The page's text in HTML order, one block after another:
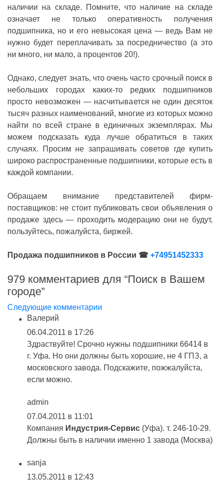
наличии на складе. Помните, что наличие на складе
означает не только оперативность получения
подшипника, но и его невысокая цена — ведь Вам не
нужно будет переплачивать за посредничество (а это
ни много, ни мало, а процентов 20!).
Однако, следует знать, что очень часто срочный поиск в
небольших городах каких-то редких подшипников
просто невозможен — насчитывается не один десяток
тысяч разных наименований, многие из которых можно
найти по всей стране в единичных экземплярах. Мы
можем подсказать куда лучше обратиться в таких
случаях. Просим не запрашивать советов где купить
широко распространенные подшипники, которые есть в
каждой компании.
Обращаем внимание представителей фирм-
поставщиков: не стоит публиковать свои объявления о
продаже здесь — проходить модерацию они не будут,
пользуйтесь, пожалуйста, биржей.
Продажа подшипников в России ☎ +74951452333
979 комментариев для “Поиск в Вашем
городе”
Следующие комментарии
Валерий
06.04.2011 в 17:26
Здраствуйте! Срочно нужны подшипники 66414 в
г. Уфа. Но они должны быть хорошие, не 4 ГПЗ, а
московского завода. Подскажите, пожжалуйста,
если можно.
admin
07.04.2011 в 11:01
Компания Индустрия-Сервис (Уфа). т. 246-10-29.
Должны быть в наличии именно 1 завода (Москва)
sanja
13.05.2011 в 12:43